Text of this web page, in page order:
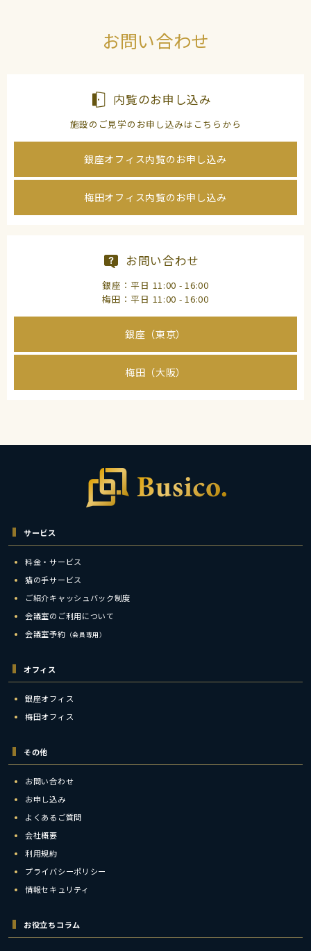
お問い合わせ
内覧のお申し込み
施設のご見学のお申し込みはこちらから
銀座オフィス内覧のお申し込み
梅田オフィス内覧のお申し込み
お問い合わせ
銀座：平日 11:00 - 16:00
梅田：平日 11:00 - 16:00
銀座（東京）
梅田（大阪）
サービス
料金・サービス
猫の手サービス
ご紹介キャッシュバック制度
会議室のご利用について
会議室予約 （会員専用）
オフィス
銀座オフィス
梅田オフィス
その他
お問い合わせ
お申し込み
よくあるご質問
会社概要
利用規約
プライバシーポリシー
情報セキュリティ
お役立ちコラム